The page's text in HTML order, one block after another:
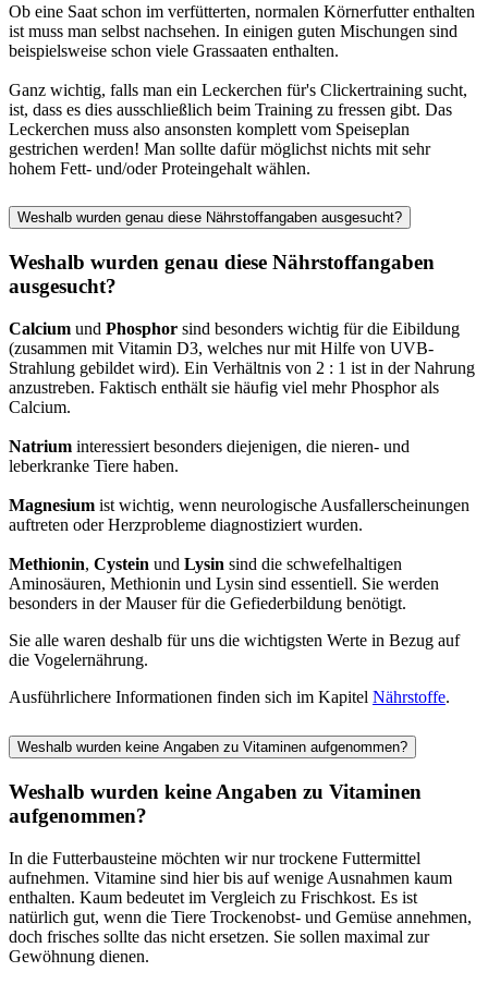
Ob eine Saat schon im verfütterten, normalen Körnerfutter enthalten
ist muss man selbst nachsehen. In einigen guten Mischungen sind
beispielsweise schon viele Grassaaten enthalten.
Ganz wichtig, falls man ein Leckerchen für's Clickertraining sucht,
ist, dass es dies ausschließlich beim Training zu fressen gibt. Das
Leckerchen muss also ansonsten komplett vom Speiseplan
gestrichen werden! Man sollte dafür möglichst nichts mit sehr
hohem Fett- und/oder Proteingehalt wählen.
Weshalb wurden genau diese Nährstoffangaben ausgesucht?
Weshalb wurden genau diese Nährstoffangaben
ausgesucht?
Calcium und Phosphor sind besonders wichtig für die Eibildung
(zusammen mit Vitamin D3, welches nur mit Hilfe von UVB-
Strahlung gebildet wird). Ein Verhältnis von 2 : 1 ist in der Nahrung
anzustreben. Faktisch enthält sie häufig viel mehr Phosphor als
Calcium.
Natrium interessiert besonders diejenigen, die nieren- und
leberkranke Tiere haben.
Magnesium ist wichtig, wenn neurologische Ausfallerscheinungen
auftreten oder Herzprobleme diagnostiziert wurden.
Methionin, Cystein und Lysin sind die schwefelhaltigen
Aminosäuren, Methionin und Lysin sind essentiell. Sie werden
besonders in der Mauser für die Gefiederbildung benötigt.
Sie alle waren deshalb für uns die wichtigsten Werte in Bezug auf
die Vogelernährung.
Ausführlichere Informationen finden sich im Kapitel Nährstoffe.
Weshalb wurden keine Angaben zu Vitaminen aufgenommen?
Weshalb wurden keine Angaben zu Vitaminen
aufgenommen?
In die Futterbausteine möchten wir nur trockene Futtermittel
aufnehmen. Vitamine sind hier bis auf wenige Ausnahmen kaum
enthalten. Kaum bedeutet im Vergleich zu Frischkost. Es ist
natürlich gut, wenn die Tiere Trockenobst- und Gemüse annehmen,
doch frisches sollte das nicht ersetzen. Sie sollen maximal zur
Gewöhnung dienen.